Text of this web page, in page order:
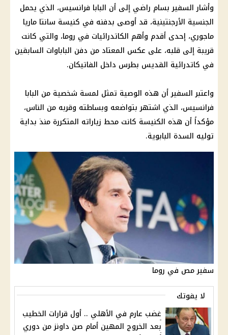
وأشار السفير بسام راضي إلى أن البابا فرانسيس، الذي يحمل
الجنسية الأرجنتينية، قد أوصى بدفنه في كنيسة سانتا ماريا
ماجوري، إحدى أقدم وأهم الكاتدرائيات في روما، والتي كانت
قريبة إلى قلبه، على عكس المعتاد من دفن الباباوات السابقين
في كاتدرائية القديس بطرس داخل الفاتيكان.
واعتبر السفير أن هذه الوصية تمثل لمسة شخصية من البابا
فرانسيس، الذي اشتهر بتواضعه وبساطته وقربه من الناس،
مؤكداً أن هذه الكنيسة كانت محط زياراته المتكررة منذ بداية
توليه السدة البابوية.
سفير مص في روما
لا يفوتك
غضب عارم في الأهلي .. أول قرارات الخطيب
بعد الخروج المهين أمام صن داونز من دوري